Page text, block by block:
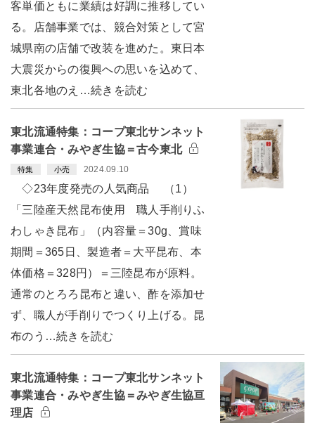
客単価ともに業績は好調に推移してい
る。店舗事業では、競合対策として宮
城県南の店舗で改装を進めた。東日本
大震災からの復興への思いを込めて、
東北各地のえ…続きを読む
東北流通特集：コープ東北サンネット
事業連合・みやぎ生協＝古今東北
特集 小売 2024.09.10
◇23年度発売の人気商品 （1）
「三陸産天然昆布使用 職人手削りふ
わしゃき昆布」（内容量＝30g、賞味
期間＝365日、製造者＝大平昆布、本
体価格＝328円）＝三陸昆布が原料。
通常のとろろ昆布と違い、酢を添加せ
ず、職人が手削りでつくり上げる。昆
布のう…続きを読む
東北流通特集：コープ東北サンネット
事業連合・みやぎ生協＝みやぎ生協亘
理店